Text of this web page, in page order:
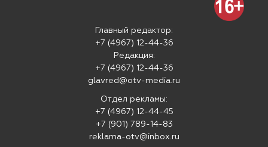
Главный редактор:
+7 (4967) 12-44-36
Редакция:
+7 (4967) 12-44-36
glavred@otv-media.ru
Отдел рекламы:
+7 (4967) 12-44-45
+7 (901) 789-14-83
reklama-otv@inbox.ru